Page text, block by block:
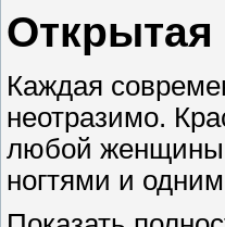
Открытая
Каждая
неотразимо.
любой женщины.
ногтями и